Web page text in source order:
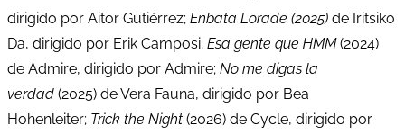
dirigido por Aitor Gutiérrez; Enbata Lorade (2025) de Iritsiko
Da, dirigido por Erik Camposi; Esa gente que HMM(2024)
de Admire, dirigido por Admire; No me digas la
verdad (2025) de Vera Fauna, dirigido por Bea
Hohenleiter; Trick the Night (2026) de Cycle, dirigido por